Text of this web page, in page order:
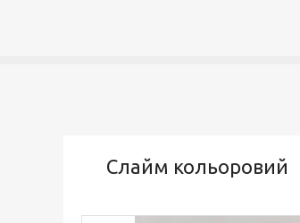
Слайм кольоровий